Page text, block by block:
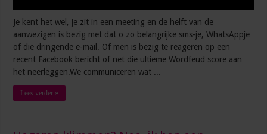
Je kent het wel, je zit in een meeting en de helft van de
aanwezigen is bezig met dat o zo belangrijke sms-je, WhatsAppje
of die dringende e-mail. Of men is bezig te reageren op een
recent Facebook bericht of net die ultieme Wordfeud score aan
het neerleggen.We communiceren wat ...
Lees verder »